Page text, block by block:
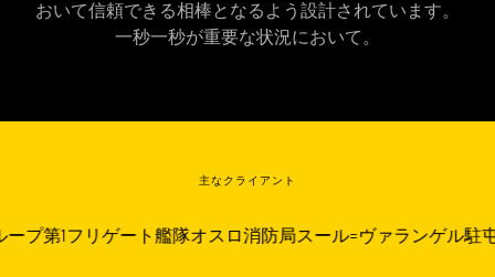
おいて信頼できる相棒となるよう設計されています。
一秒一秒が重要な状況において。
主なクライアント
1フリゲート艦隊 オスロ消防局スール=ヴァランゲル駐屯地フ